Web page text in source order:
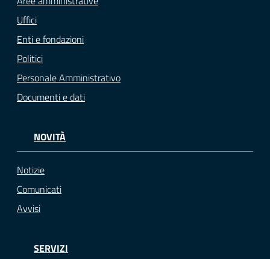
Uffici
Enti e fondazioni
Politici
Personale Amministrativo
Documenti e dati
NOVITÀ
Notizie
Comunicati
Avvisi
SERVIZI